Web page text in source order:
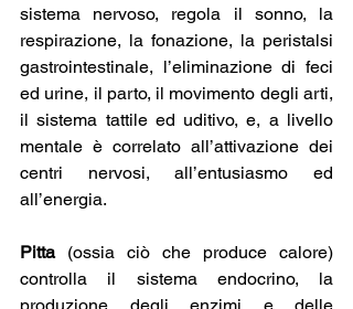
sistema nervoso, regola il sonno, la
respirazione, la fonazione, la peristalsi
gastrointestinale, l’eliminazione di feci
ed urine, il parto, il movimento degli arti,
il sistema tattile ed uditivo, e, a livello
mentale è correlato all’attivazione dei
centri nervosi, all’entusiasmo ed
all’energia.
Pitta (ossia ciò che produce calore)
controlla il sistema endocrino, la